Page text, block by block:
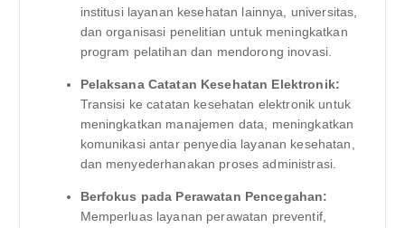
institusi layanan kesehatan lainnya, universitas,
dan organisasi penelitian untuk meningkatkan
program pelatihan dan mendorong inovasi.
Pelaksana Catatan Kesehatan Elektronik:
Transisi ke catatan kesehatan elektronik untuk
meningkatkan manajemen data, meningkatkan
komunikasi antar penyedia layanan kesehatan,
dan menyederhanakan proses administrasi.
Berfokus pada Perawatan Pencegahan:
Memperluas layanan perawatan preventif,